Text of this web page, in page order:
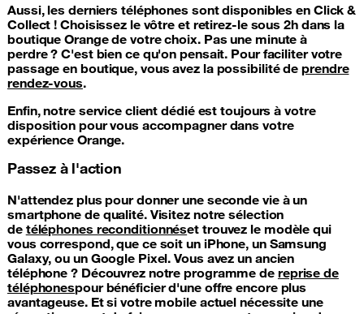
Aussi, les derniers téléphones sont disponibles en Click &
Collect ! Choisissez le vôtre et retirez-le sous 2h dans la
boutique Orange de votre choix. Pas une minute à
perdre ? C'est bien ce qu'on pensait. Pour faciliter votre
passage en boutique, vous avez la possibilité deprendre
rendez-vous.
Enfin, notre service client dédié est toujours à votre
disposition pour vous accompagner dans votre
expérience Orange.
Passez à l'action
N'attendez plus pour donner une seconde vie à un
smartphone de qualité. Visitez notre sélection
de téléphones reconditionnéset trouvez le modèle qui
vous correspond, que ce soit un iPhone, un Samsung
Galaxy, ou un Google Pixel. Vous avez un ancien
téléphone ? Découvrez notre programme de reprise de
téléphonespour bénéficier d'une offre encore plus
avantageuse. Et si votre mobile actuel nécessite une